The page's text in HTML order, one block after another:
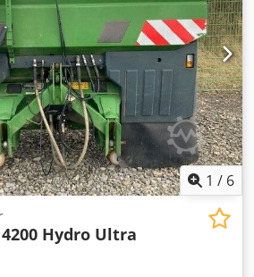
1 / 6
4200 Hydro Ultra